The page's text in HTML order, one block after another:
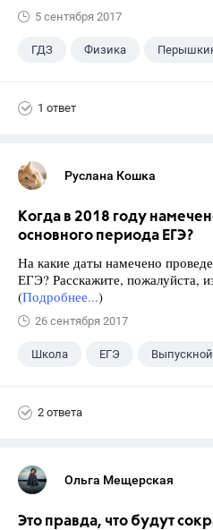
5 сентября 2017
ГДЗ Физика
1 ответ
Руслана Кошка
Когда в 2018 году
основного периода ЕГЭ?
На какие даты намечено
ЕГЭ? Расскажите, пожалуйста,
(Подробнее...)
26 сентября 2017
Школа ЕГЭ Выпускной
2 ответа
Ольга Мещерская
Это правда, что будут